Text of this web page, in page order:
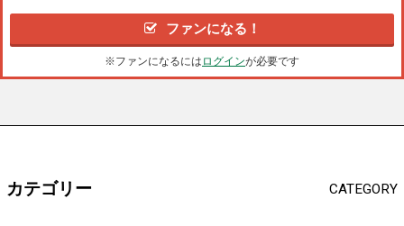
ファンになる！
※ファンになるには ログインが必要です
カテゴリー CATEGORY